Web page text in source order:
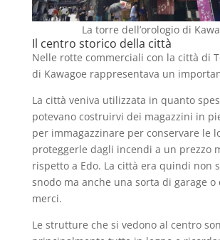
La torre dell’orologio di
Il centro storico della città
Nelle rotte commerciali con la città di
di Kawagoe rappresentava un
La città veniva utilizzata in quanto
potevano costruirvi dei magazzini in
per immagazzinare per conservare le
proteggerle dagli incendi a un prezzo
rispetto a Edo. La città era quindi non
snodo ma anche una sorta di garage o
merci.
Le strutture che si vedono al centro